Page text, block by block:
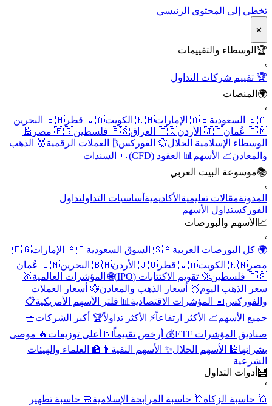
تخطي إلى المحتوى الرئيسي
✕
🏆الوسطاء والتقييمات
🏆 تقييم شركات التداول
🌍المنصات
🇸🇦 السعودية
🇦🇪 الإمارات 🇰🇼 الكويت 🇶🇦 قطر
🇧🇭 البحرين
🇴🇲 عُمان
🇯🇴 الأردن 🇮🇶 العراق 🇵🇸 فلسطين 🇪🇬 مصر
🕌
الوسطاء الإسلامية الحلال 💱 الفوركس ₿ العملات الرقمية🥇 الذهب
والمعادن📈 الأسهم📊 العقود (CFD)
📜 السندات
📚موسوعة البيت العربي
المدونةمقالات تعليميةالأكاديميةأساسيات التداولتداول
الفوركستداول الأسهم
📈الأسهم والبورصات
🌍 كل البورصات العربية🇸🇦 السوق السعودية 🇦🇪 الإمارات
🇪🇬
مصر 🇰🇼 الكويت 🇶🇦 قطر 🇯🇴 الأردن 🇧🇭 البحرين
🇴🇲 عُمان
🇵🇸 فلسطين
🚀 تقويم الاكتتابات (IPO) 🌐 المؤشرات العالمية🥇
سعر الذهب اليوم🥇 أسعار الذهب والمعادن💱 أسعار العملات
والفوركس 📅 المؤشرات الاقتصادية📊 فلتر الأسهم الأمريكية📋
جميع الأسهم📈 الأكثر ارتفاعاً⚡ الأكثر تداولاً🏆 أكبر الشركات🧺
صناديق المؤشرات ETF
💰 أرخص تقييماً💵 أعلى توزيعات🔥 موصى
بشرائها🕌 الأسهم الحلال ✨ الأسهم النقية👨‍🏫 العلماء والهيئات
الشرعية
🧮أدوات التداول
🕌 حاسبة الزكاة🕌 حاسبة المرابحة الإسلامية🧼 حاسبة تطهير